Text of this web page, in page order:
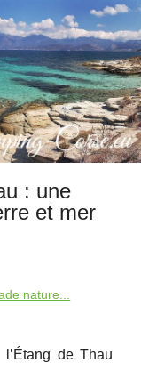
: une
et mer
nature...
de Thau